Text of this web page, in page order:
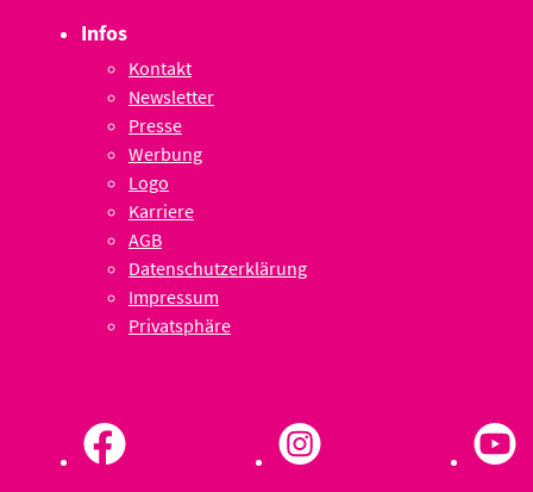
Infos
Kontakt
Newsletter
Presse
Werbung
Logo
Karriere
AGB
Datenschutzerklärung
Impressum
Privatsphäre